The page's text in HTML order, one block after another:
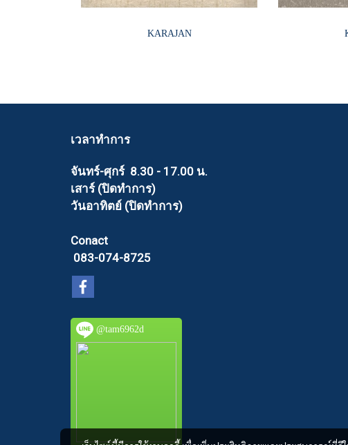
KARAJAN
เวลาทำการ
จันทร์-ศุกร์ 8.30 - 17.00 น.
เสาร์ (ปิดทำการ)
วันอาทิตย์ (ปิดทำการ)
Conact
083-074-8725
@tam6962d